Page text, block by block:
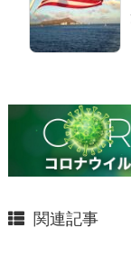
関連記事